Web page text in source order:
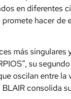
en diferentes
hacer
más
su
oscilan entre
consolida